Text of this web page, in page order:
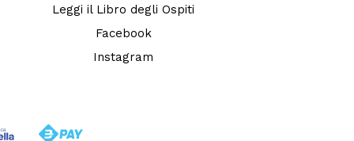
Leggi il Libro degli Ospiti
Facebook
Instagram